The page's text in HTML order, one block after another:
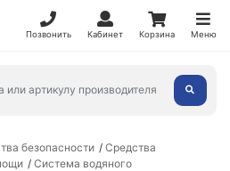
Позвонить Кабинет Корзина Меню
безопасности
Средства
Система водяного